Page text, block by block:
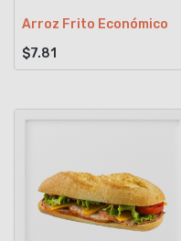
Arroz Frito Económico
$7.81